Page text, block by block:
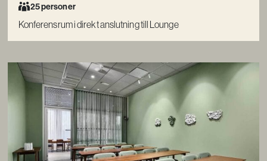
25 personer
Konferensrum i direkt anslutning till Lounge